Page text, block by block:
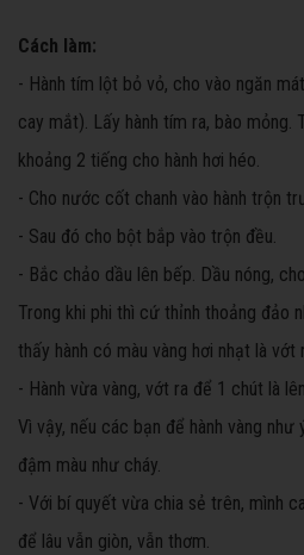
Cách làm:
- Hành tím lột bỏ vỏ, cho vào ngăn
cay mắt). Lấy hành tím ra, bào mỏng.
khoảng 2 tiếng cho hành hơi héo.
- Cho nước cốt chanh vào hành trộn
- Sau đó cho bột bắp vào trộn đều.
- Bắc chảo dầu lên bếp. Dầu nóng,
Trong khi phi thì cứ thỉnh thoảng đảo
thấy hành có màu vàng hơi nhạt là
- Hành vừa vàng, vớt ra để 1 chút là
Vì vậy, nếu các bạn để hành vàng
đậm màu như cháy.
- Với bí quyết vừa chia sẻ trên, mình
để lâu vẫn giòn, vẫn thơm.